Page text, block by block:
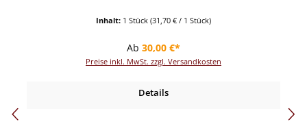
Inhalt: 1 Stück (31,70 € / 1 Stück)
Regulärer Preis:
Ab 30,00 €*
Preise inkl. MwSt. zzgl. Versandkosten
Details